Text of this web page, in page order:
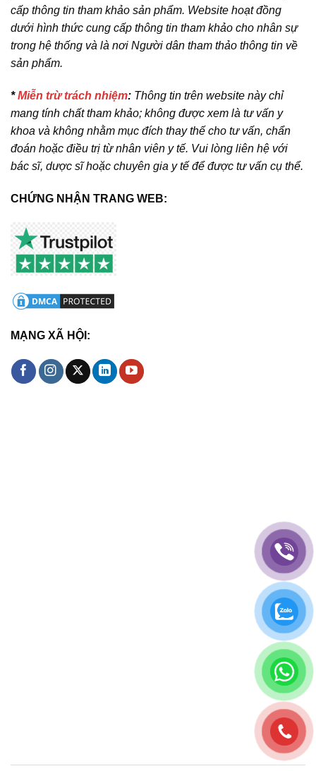
cấp thông tin tham khảo sản phẩm. Website hoạt đồng
dưới hình thức cung cấp thông tin tham khảo cho nhân sự
trong hệ thống và là nơi Người dân tham thảo thông tin về
sản phẩm.
*Miễn trừ trách nhiệm: Thông tin trên website này chỉ
mang tính chất tham khảo; không được xem là tư vấn y
khoa và không nhằm mục đích thay thế cho tư vấn, chẩn
đoán hoặc điều trị từ nhân viên y tế. Vui lòng liên hệ với
bác sĩ, dược sĩ hoặc chuyên gia y tế để được tư vấn cụ thể.
CHỨNG NHẬN TRANG WEB:
MẠNG XÃ HỘI: